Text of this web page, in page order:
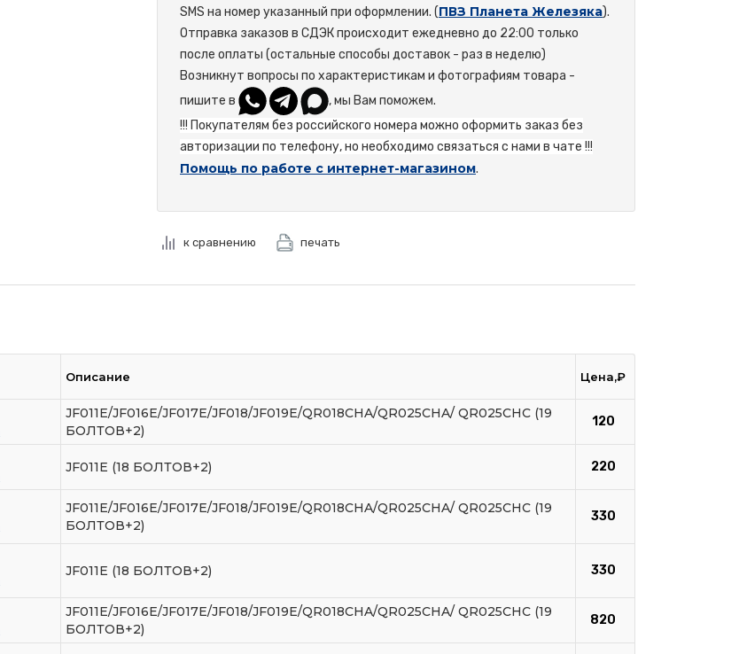
SMS на номер указанный при оформлении. (ПВЗ Планета Железяка).
Отправка заказов в СДЭК происходит ежедневно до 22:00 только
после оплаты (остальные способы доставок - раз в неделю)
Возникнут вопросы по характеристикам и фотографиям товара -
пишите в
, мы Вам поможем.
!!! Покупателям без российского номера можно оформить заказ без
авторизации по телефону, но необходимо связаться с нами в чате !!!
Помощь по работе с интернет-магазином.
к сравнению печать
Описание Цена,₽
JF011E/JF016E/JF017E/JF018/JF019E/QR018CHA/QR025CHA/ QR025CHC (19
БОЛТОВ+2)
120
JF011E (18 БОЛТОВ+2) 220
JF011E/JF016E/JF017E/JF018/JF019E/QR018CHA/QR025CHA/ QR025CHC (19
БОЛТОВ+2)
330
JF011E (18 БОЛТОВ+2) 330
JF011E/JF016E/JF017E/JF018/JF019E/QR018CHA/QR025CHA/ QR025CHC (19
БОЛТОВ+2)
820